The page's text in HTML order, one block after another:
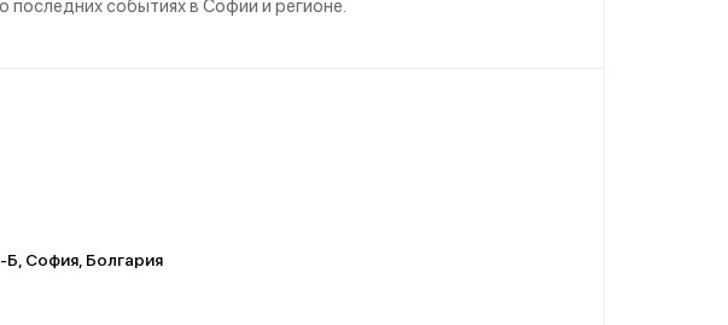
последних событиях в Софии и регионе.
Б, София, Болгария